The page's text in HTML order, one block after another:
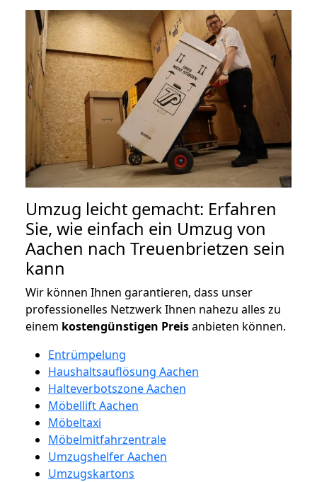
Umzug leicht gemacht: Erfahren
Sie, wie einfach ein Umzug von
Aachen nach Treuenbrietzen sein
kann
Wir können Ihnen garantieren, dass unser
professionelles Netzwerk Ihnen nahezu alles zu
einem kostengünstigen Preisanbieten können.
Entrümpelung
Haushaltsauflösung Aachen
Halteverbotszone Aachen
Möbellift Aachen
Möbeltaxi
Möbelmitfahrzentrale
Umzugshelfer Aachen
Umzugskartons